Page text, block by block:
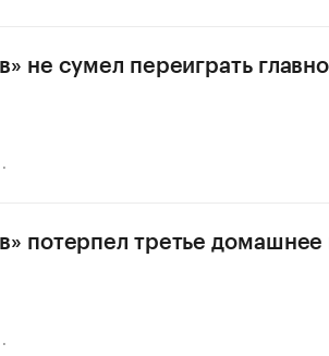
не сумел переиграть
потерпел третье